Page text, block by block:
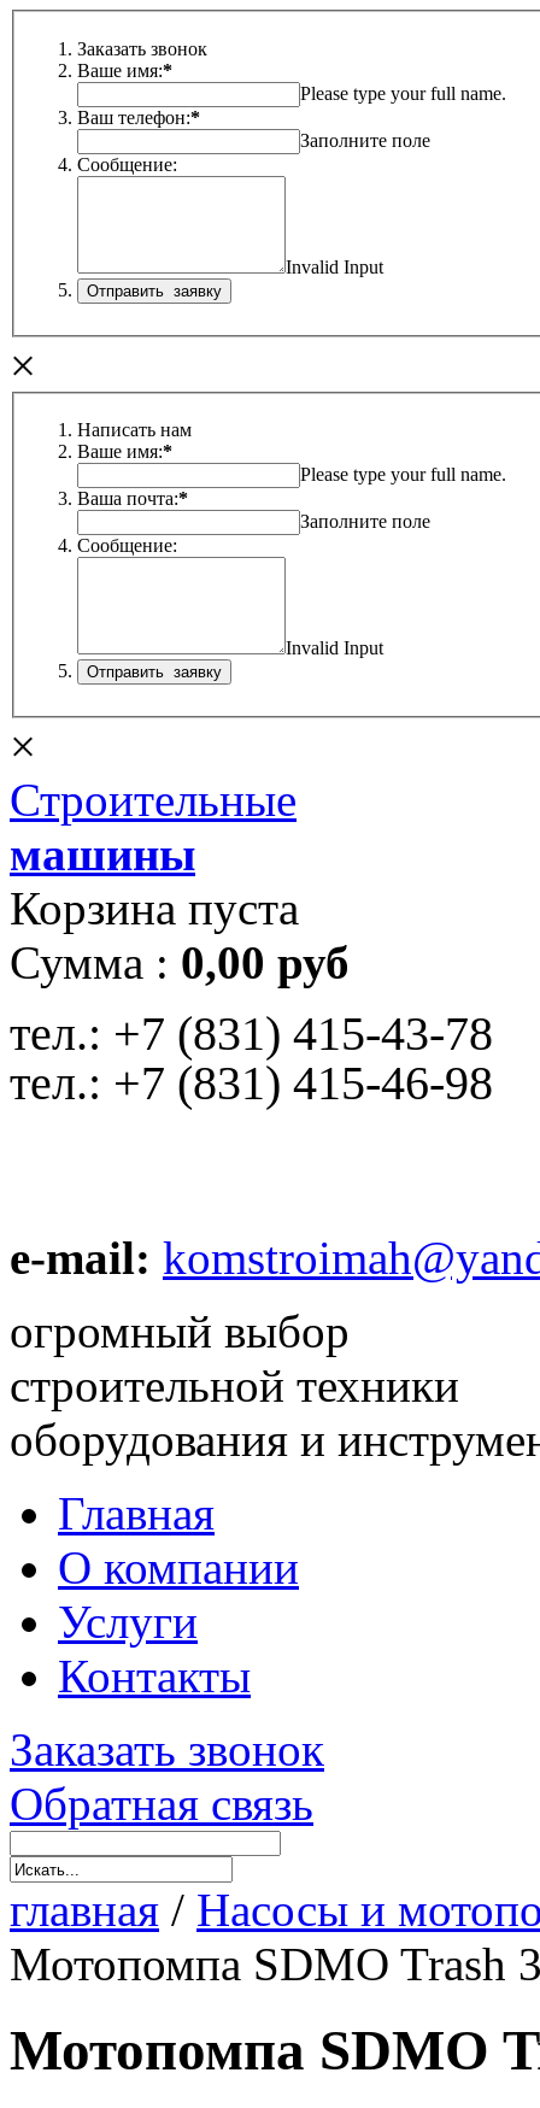
Заказать звонок
Ваше имя:*
Please type your full name.
Ваш телефон:*
Заполните поле
Сообщение:
Invalid Input
×
Написать нам
Ваше имя:*
Please type your full name.
Ваша почта:*
Заполните поле
Сообщение:
Invalid Input
×
Строительные
машины
Корзина пуста
Сумма : 0,00 руб
тел.: +7 (831) 415-43-78
тел.: +7 (831) 415-46-98
e-mail:
огромный выбор
строительной техники
оборудования и
Главная
О компании
Услуги
Контакты
Заказать звонок
Обратная связь
главная / Насосы и
Мотопомпа SDMO Trash
Мотопомпа SDMO